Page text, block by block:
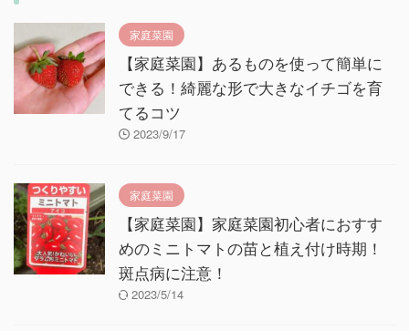
家庭菜園
【家庭菜園】あるものを使って簡単に
できる！綺麗な形で大きなイチゴを育
てるコツ
2023/9/17
家庭菜園
【家庭菜園】家庭菜園初心者におすす
めのミニトマトの苗と植え付け時期！
斑点病に注意！
2023/5/14